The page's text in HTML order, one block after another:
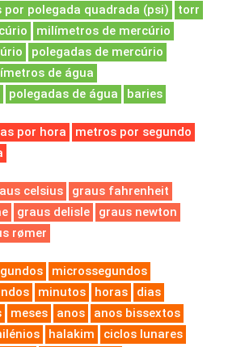
por polegada quadrada (psi)
torr
milímetros de mercúrio
polegadas de mercúrio
de água
polegadas de água baries
por hora
metros por segundo
celsius
graus fahrenheit
graus delisle
graus newton
rømer
microssegundos
minutos horas
dias
meses anos
anos bissextos
halakim
ciclos lunares